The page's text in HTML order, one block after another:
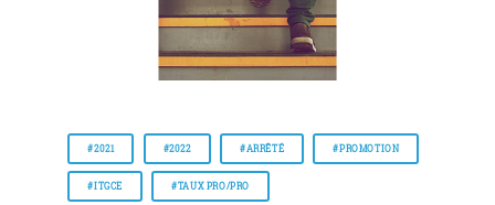
#2021 #2022 #ARRÊTÉ #PROMOTION
#ITGCE #TAUX PRO/PRO